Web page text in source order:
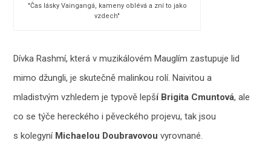
"Čas lásky Vaingangá, kameny oblévá a zní to jako
vzdech"
Dívka Rashmí, která v muzikálovém Mauglím zastupuje lid
mimo džungli, je skutečně malinkou rolí. Naivitou a
mladistvým vzhledem je typově lepší Brigita Cmuntová, ale
co se týče hereckého i pěveckého projevu, tak jsou
s kolegyní Michaelou Doubravovouvyrovnané.